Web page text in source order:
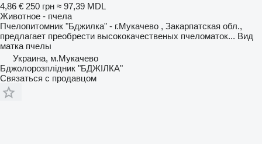
4,86 € 250 грн ≈ 97,39 MDL
Животное - пчела
Пчелопитомник "Бджилка" - г.Мукачево , Закарпатская обл.,
предлагает преобрести высококачественых пчеломаток... Вид
матка пчелы
Украина, м.Мукачево
Бджолорозплідник "БДЖІЛКА"
Связаться с продавцом